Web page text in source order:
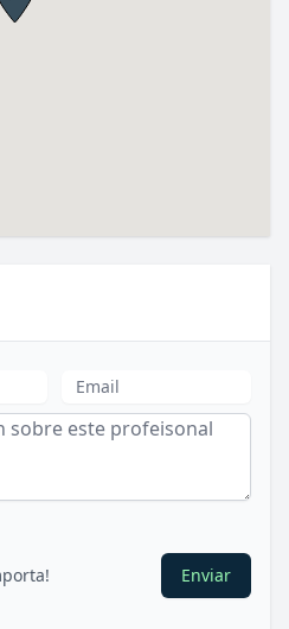
Email
Enviar